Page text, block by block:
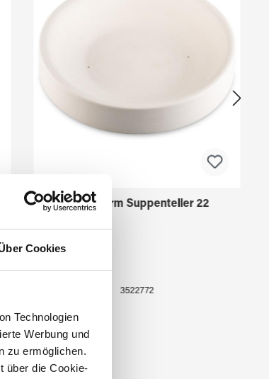
Cookies
Technologien
Werbung und
zu ermöglichen.
über die Cookie-
Fusingform Suppenteller 22
3522772